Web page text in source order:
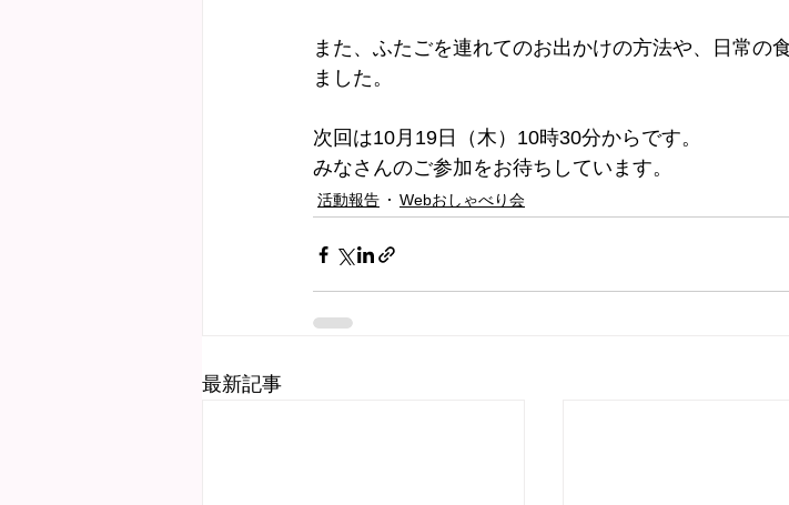
また、ふたごを連れてのお出かけの方法や、日常の
ました。
次回は10月19日（木）10時30分からです。
みなさんのご参加をお待ちしています。
活動報告 Webおしゃべり会
最新記事